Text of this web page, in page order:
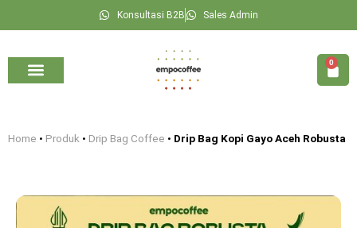
Konsultasi B2B Sales Admin
0
Home • Produk • Drip Bag Coffee • Drip Bag Kopi Gayo Aceh Robusta